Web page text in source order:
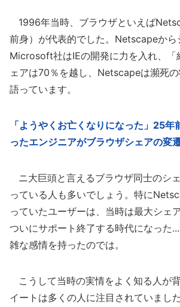
1996年当時、ブラウザといえば
前身）が代表的でした。Netscapeから
Microsoft社はIEの開発に力を入れ、「
ェアは70％を越し、Netscapeは瀕死
語っています。
「ようやくお亡くなりになった」25
ったエンジニアがブラウザシェアの変
ニ大巨頭と言えるブラウザ同士のシ
っている人も多いでしょう。特に
っていたユーザーは、当時は最大シェ
ついにサポート終了する時代になった
雑な感情を持ったのでは。
こうして当時の実情をよく知る人が
イートは多くの人に注目されていました